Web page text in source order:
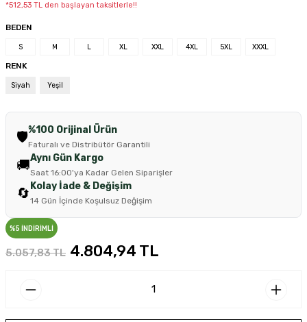
*512,53 TL den başlayan taksitlerle!!
BEDEN
S M L XL XXL 4XL 5XL XXXL
RENK
Siyah Yeşil
🛡️%100 Orijinal Ürün
Faturalı ve Distribütör Garantili
🚚Aynı Gün Kargo
Saat 16:00'ya Kadar Gelen Siparişler
🔄 Kolay İade & Değişim
14 Gün İçinde Koşulsuz Değişim
%5 İNDİRİMLİ
5.057,83 TL 4.804,94 TL